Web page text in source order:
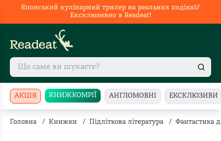
Японський кулінарний трилер на реальних подіях🥢
Ексклюзивно в Readeat!
АКЦІЯ КНИЖКОМРІЇ АНГЛОМОВНІ ЕКСКЛЮЗИВИ
Головна / Книжки / Підліткова література / Фантастика